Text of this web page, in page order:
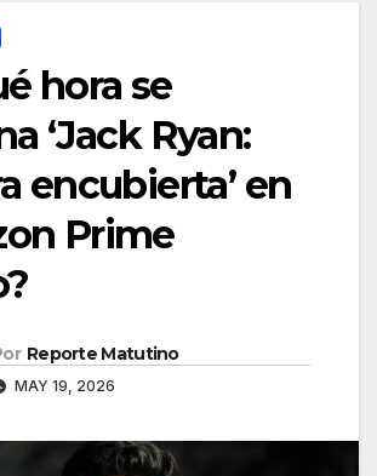
hora se
‘Jack Ryan:
encubierta’ en
Prime
Reporte Matutino
MAY 19, 2026